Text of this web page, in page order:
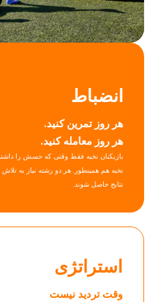
انضباط
هر روز تمرین کنید.
هر روز معامله کنید.
بازیکنان نخبه فقط وقتی که حسش را داشته
نخبه هم همینطور. هر دو رشته نیاز به تلاش
نتایج حاصل شوند.
استراتژی
وقت تردید نیست